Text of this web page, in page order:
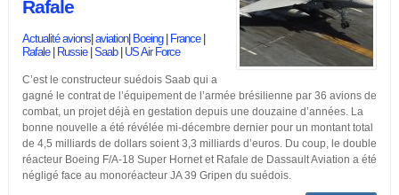
Rafale
Actualité avions|aviation| Boeing| France|
Rafale| Russie|Saab| US Air Force
C’est le constructeur suédois Saab qui a
gagné le contrat de l’équipement de l’armée brésilienne par 36 avions de
combat, un projet déjà en gestation depuis une douzaine d’années. La
bonne nouvelle a été révélée mi-décembre dernier pour un montant total
de 4,5 milliards de dollars soient 3,3 milliards d’euros. Du coup, le double
réacteur Boeing F/A-18 Super Hornet et Rafale de Dassault Aviation a été
négligé face au monoréacteur JA 39 Gripen du suédois.